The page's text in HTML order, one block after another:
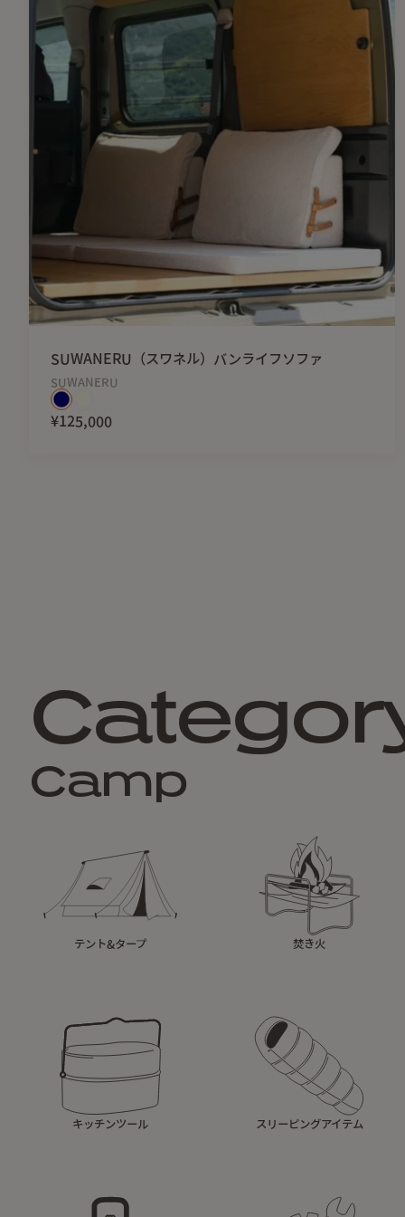
SUWANERU（スワネル）バンライフソファ
SUWANERU
¥125,000
Camp
テント&タープ 焚き火
キッチンツール スリーピングアイテム